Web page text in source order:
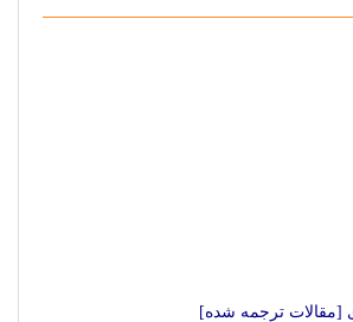
[مقالات ترجمه شده]